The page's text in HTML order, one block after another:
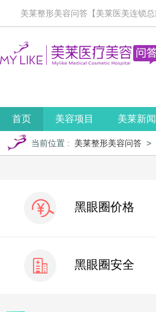
美莱整形美容问答【美莱医美连锁总
首页 美容项目 美莱新闻
当前位置 : 美莱整形美容问答 >
黑眼圈价格
黑眼圈安全